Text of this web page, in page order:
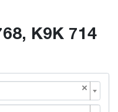
K9K 714
×